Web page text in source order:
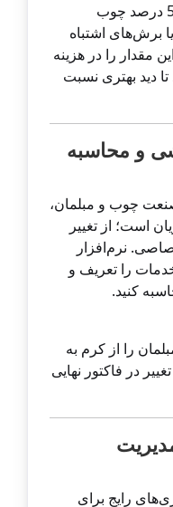
فرض کنید در تولید 50 صندلی، 5 درصد چوب
برش‌های اشتباه
مقدار را در هزینه
دید بهتری نسبت
و محاسبه
چوب و مبلمان،
است؛ از تغییر
نرم‌افزار
را تعریف و
کنید.
را از کرم به
در فاکتور نهایی
رایج برای